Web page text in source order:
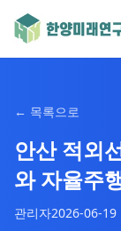
← 목록으로
안산 적외
와 자율주
관리자2026-06-19